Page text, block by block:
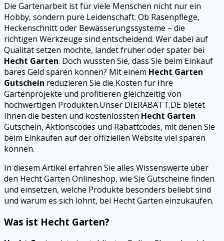
Die Gartenarbeit ist für viele Menschen nicht nur ein
Hobby, sondern pure Leidenschaft. Ob Rasenpflege,
Heckenschnitt oder Bewässerungssysteme – die
richtigen Werkzeuge sind entscheidend. Wer dabei auf
Qualität setzen möchte, landet früher oder später bei
Hecht Garten. Doch wussten Sie, dass Sie beim Einkauf
bares Geld sparen können? Mit einem Hecht Garten
Gutschein reduzieren Sie die Kosten für Ihre
Gartenprojekte und profitieren gleichzeitig von
hochwertigen Produkten.Unser DIERABATT.DE bietet
Ihnen die besten und kostenlossten Hecht Garten
Gutschein, Aktionscodes und Rabattcodes, mit denen Sie
beim Einkaufen auf der offiziellen Website viel sparen
können.
In diesem Artikel erfahren Sie alles Wissenswerte über
den Hecht Garten Onlineshop, wie Sie Gutscheine finden
und einsetzen, welche Produkte besonders beliebt sind
und warum es sich lohnt, bei Hecht Garten einzukaufen.
Was ist Hecht Garten?